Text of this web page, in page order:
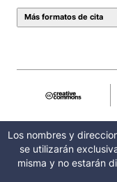
Más formatos de cita
Los nombres y
se utilizarán
misma y no estarán